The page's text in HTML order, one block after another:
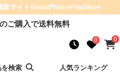
販サイトSmartPhoneFlipStore
ご購入で送料無料
0 0
を検索 人気ランキング